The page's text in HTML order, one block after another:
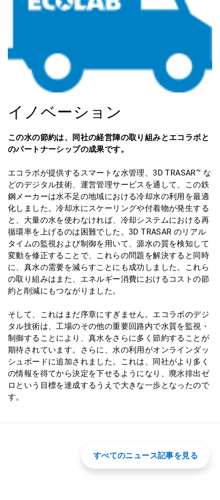
イノベーション
この水の節約は、同社の経営陣の取り組みとエコラボと
のパートナーシップの成果です。
エコラボが提供するスマートな水管理、3D TRASAR™ な
どのデジタル技術、運営管理サービスを通して、この鉄
鋼メーカーは水不足の地域における冷却水の利用を最適
化しました。冷却水にスケーリングや付着物が発生する
と、大量の水を使わなければ、冷却システムにおける再
循環率を上げるのは困難でした。3D TRASAR のリアル
タイムの監視および制御を用いて、源水の質を検知して
変動を修正することで、これらの問題を解決すると同時
に、真水の需要を減らすことにも成功しました。これら
の取り組みはまた、エネルギー消費におけるコストの節
約と削減にもつながりました。
そして、これはまだ序章にすぎません。エコラボのデジ
タル技術は、工場のその他の重要回路内で水質を監視・
制御することにより、真水をさらに多く節約することが
期待されています。さらに、水の利用がオンラインダッ
シュボードに追加されました。これは、同社がより多く
の情報を得てから決定を下せるようになり、廃水排出ゼ
ロという目標を達成するうえで大きな一歩となったので
す。
すべてのニュース記事を見る